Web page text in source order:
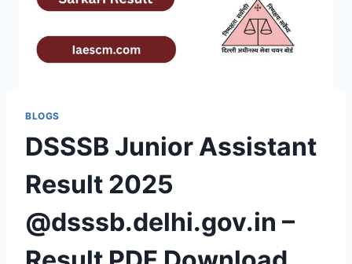
BLOGS
DSSSB Junior Assistant
Result 2025
@dsssb.delhi.gov.in –